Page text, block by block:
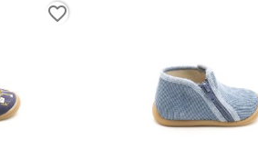
favorite_border